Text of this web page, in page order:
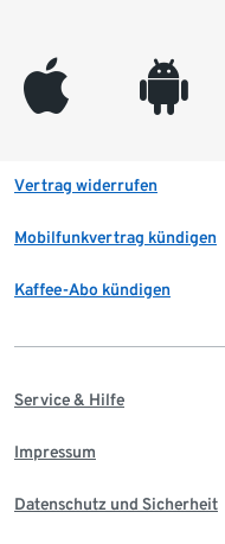
appleinc android
Vertrag widerrufen
Mobilfunkvertrag kündigen
Kaffee-Abo kündigen
Service & Hilfe
Impressum
Datenschutz und Sicherheit